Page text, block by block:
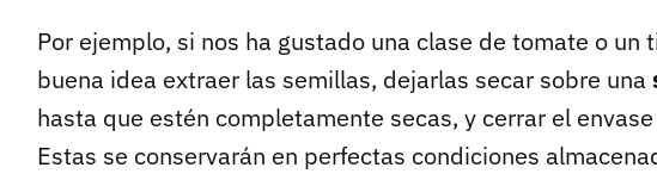
Por ejemplo, si nos ha gustado una clase de tomate o un
buena idea extraer las semillas, dejarlas secar sobre una
hasta que estén completamente secas, y cerrar el
Estas se conservarán en perfectas condiciones